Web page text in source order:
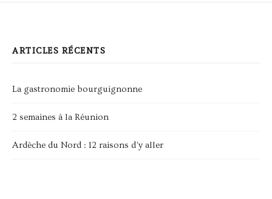
ARTICLES RÉCENTS
La gastronomie bourguignonne
2 semaines à la Réunion
Ardèche du Nord : 12 raisons d’y aller